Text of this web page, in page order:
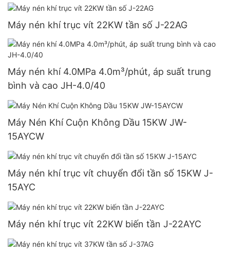
Máy nén khí trục vít 22KW tần số J-22AG
Máy nén khí 4.0MPa 4.0m³/phút, áp suất trung
bình và cao JH-4.0/40
Máy Nén Khí Cuộn Không Dầu 15KW JW-
15AYCW
Máy nén khí trục vít chuyển đổi tần số 15KW J-
15AYC
Máy nén khí trục vít 22KW biến tần J-22AYC